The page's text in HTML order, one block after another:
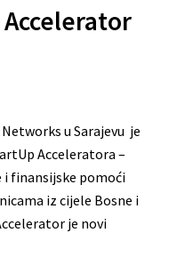
u Sarajevu je
Acceleratora –
finansijske pomoći
iz cijele Bosne i
je novi